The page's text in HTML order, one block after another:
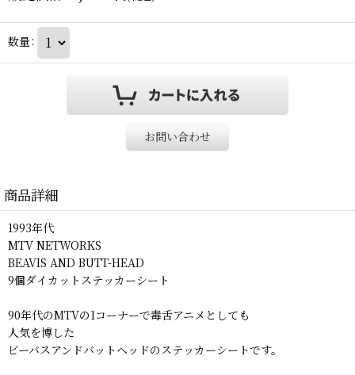
数量:
お問い合わせ
商品詳細
1993年代
MTV NETWORKS
BEAVIS AND BUTT-HEAD
9個ダイカットステッカーシート
90年代のMTVの1コーナーで毒舌アニメとしても
人気を博した
ビーバスアンドバットヘッドのステッカーシートです。